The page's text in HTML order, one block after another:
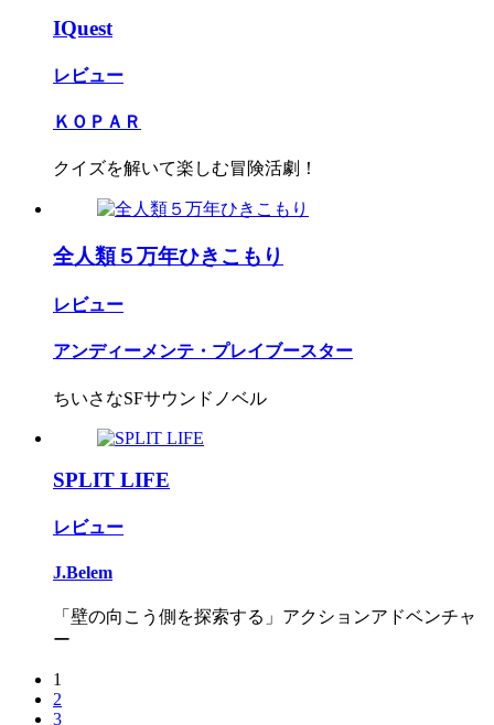
IQuest
レビュー
ＫＯＰＡＲ
クイズを解いて楽しむ冒険活劇！
全人類５万年ひきこもり
レビュー
アンディーメンテ・プレイブースター
ちいさなSFサウンドノベル
SPLIT LIFE
レビュー
J.Belem
「壁の向こう側を探索する」アクションアドベンチャ
ー
1
2
3